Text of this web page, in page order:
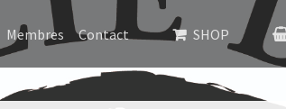
Membres Contact SHOP